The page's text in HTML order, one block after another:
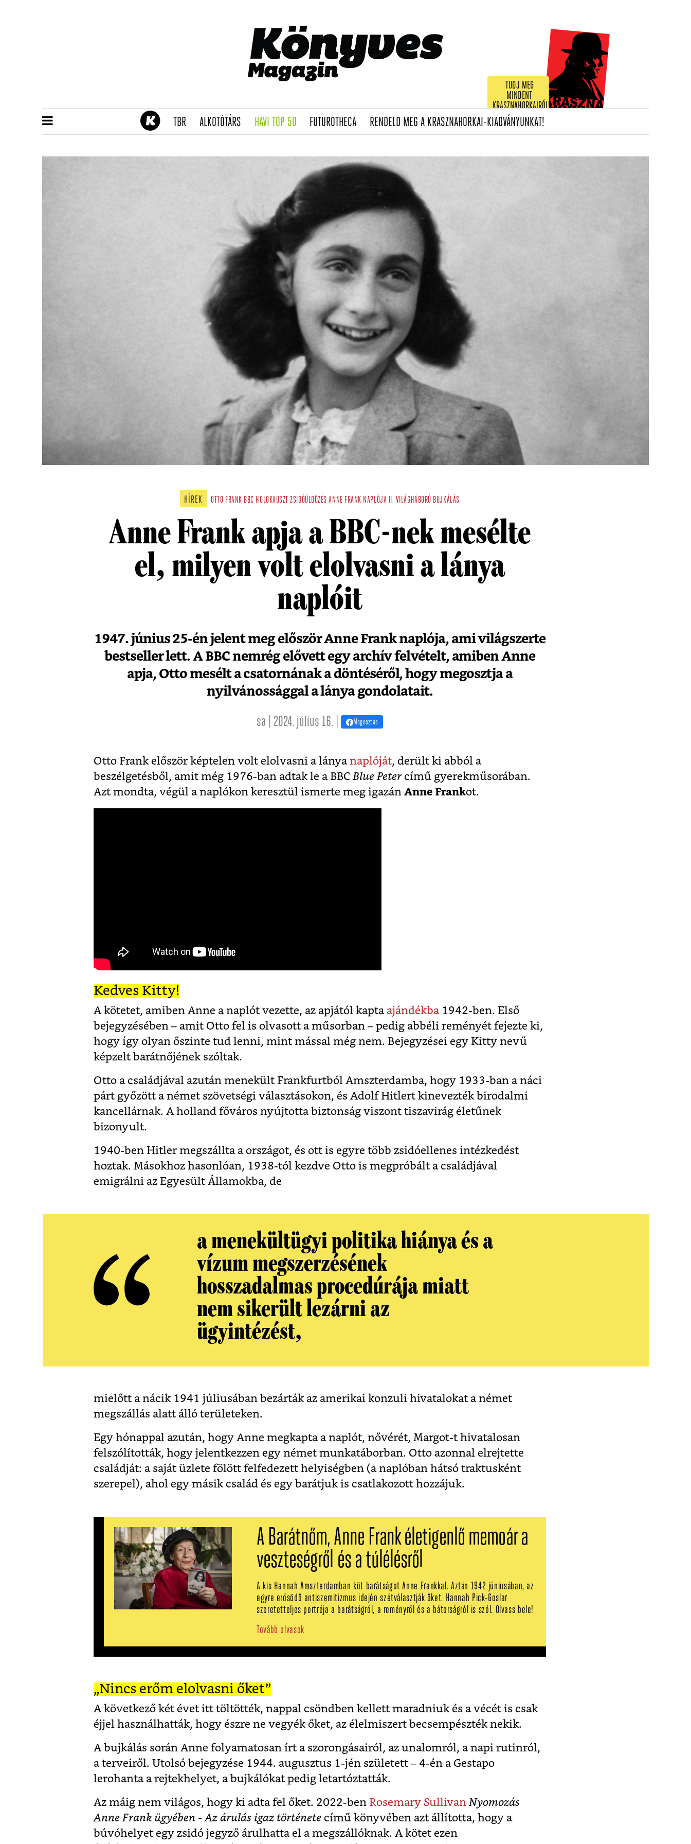
TUDJ MEG
MINDENT
KRASZNAHORKAIRÓL!
TBR(CURRENT)
ALKOTÓTÁRS(CURRENT)
HAVI TOP 50(CURRENT)
FUTUROTHECA(CURRENT)
RENDELD MEG A KRASZNAHORKAI-KIADVÁNYUNKAT!(CURRENT)
HÍREK OTTO FRANK BBC HOLOKAUSZT ZSIDÓÜLDÖZÉS ANNE FRANK NAPLÓJA II. VILÁGHÁBORÚ BUJKÁLÁS
Anne Frank apja a BBC-nek mesélte
el, milyen volt elolvasni a lánya
naplóit
1947. június 25-én jelent meg először Anne Frank naplója, ami világszerte
bestseller lett. A BBC nemrég elővett egy archív felvételt, amiben Anne
apja, Otto mesélt a csatornának a döntéséről, hogy megosztja a
nyilvánossággal a lánya gondolatait.
sa | 2024. július 16. | Megosztás
Otto Frank először képtelen volt elolvasni a lányanaplóját, derült ki abból a
beszélgetésből, amit még 1976-ban adtak le a BBC Blue Petercímű gyerekműsorában.
Azt mondta, végül a naplókon keresztül ismerte meg igazán Anne Frankot.
Kedves Kitty!
A kötetet, amiben Anne a naplót vezette, az apjától kapta ajándékba1942-ben. Első
bejegyzésében – amit Otto fel is olvasott a műsorban – pedig abbéli reményét fejezte ki,
hogy így olyan őszinte tud lenni, mint mással még nem. Bejegyzései egy Kitty nevű
képzelt barátnőjének szóltak.
Otto a családjával azután menekült Frankfurtból Amszterdamba, hogy 1933-ban a náci
párt győzött a német szövetségi választásokon, és Adolf Hitlert kinevezték birodalmi
kancellárnak. A holland főváros nyújtotta biztonság viszont tiszavirág életűnek
bizonyult.
1940-ben Hitler megszállta a országot, és ott is egyre több zsidóellenes intézkedést
hoztak. Másokhoz hasonlóan, 1938-tól kezdve Otto is megpróbált a családjával
emigrálni az Egyesült Államokba, de
a menekültügyi politika hiánya és a
vízum megszerzésének
hosszadalmas procedúrája miatt
nem sikerült lezárni az
ügyintézést,
mielőtt a nácik 1941 júliusában bezárták az amerikai konzuli hivatalokat a német
megszállás alatt álló területeken.
Egy hónappal azután, hogy Anne megkapta a naplót, nővérét, Margot-t hivatalosan
felszólították, hogy jelentkezzen egy német munkatáborban. Otto azonnal elrejtette
családját: a saját üzlete fölött felfedezett helyiségben (a naplóban hátsó traktusként
szerepel), ahol egy másik család és egy barátjuk is csatlakozott hozzájuk.
A Barátnőm, Anne Frank életigenlő memoár a
veszteségről és a túlélésről
A kis Hannah Amszterdamban köt barátságot Anne Frankkal. Aztán 1942 júniusában, az
egyre erősödő antiszemitizmus idején szétválasztják őket. Hannah Pick-Goslar
szeretetteljes portréja a barátságról, a reményről és a bátorságról is szól. Olvass bele!
Tovább olvasok
„Nincs erőm elolvasni őket”
A következő két évet itt töltötték, nappal csöndben kellett maradniuk és a vécét is csak
éjjel használhatták, hogy észre ne vegyék őket, az élelmiszert becsempészték nekik.
A bujkálás során Anne folyamatosan írt a szorongásairól, az unalomról, a napi rutinról,
a terveiről. Utolsó bejegyzése 1944. augusztus 1-jén született – 4-én a Gestapo
lerohanta a rejtekhelyet, a bujkálókat pedig letartóztatták.
Az máig nem világos, hogy ki adta fel őket. 2022-ben Rosemary Sullivan Nyomozás
Anne Frank ügyében - Az árulás igaz története című könyvében azt állította, hogy a
búvóhelyet egy zsidó jegyző árulhatta el a megszállóknak. A kötet ezen